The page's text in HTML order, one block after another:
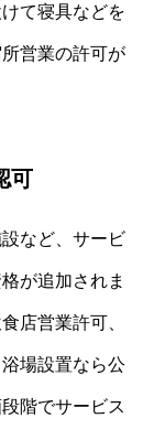
て寝具などを
営業の許可が
可
など、サービ
が追加されま
店営業許可、
場設置なら公
階でサービス